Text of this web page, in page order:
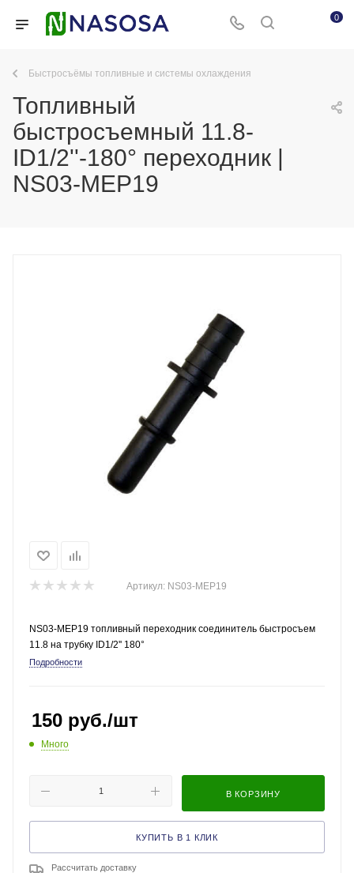
0
Быстросъёмы топливные и системы охлаждения
Топливный
быстросъемный 11.8-
ID1/2''-180° переходник |
NS03-MEP19
Артикул: NS03-MEP19
NS03-MEP19 топливный переходник соединитель быстросъем
11.8 на трубку ID1/2'' 180°
Подробности
150 руб./шт
Много
В КОРЗИНУ
КУПИТЬ В 1 КЛИК
Рассчитать доставку